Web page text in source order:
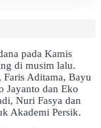
pada Kamis
di musim lalu.
Aditama, Bayu
Jayanto dan Eko
Nuri Fasya dan
Akademi Persik.